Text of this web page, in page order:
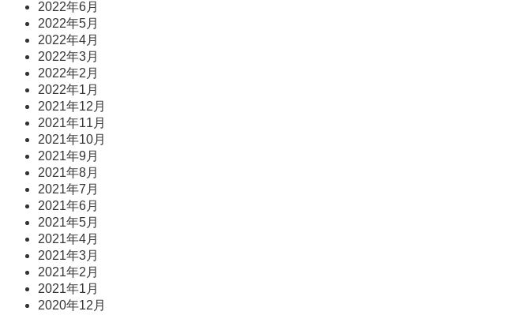
2022年6月
2022年5月
2022年4月
2022年3月
2022年2月
2022年1月
2021年12月
2021年11月
2021年10月
2021年9月
2021年8月
2021年7月
2021年6月
2021年5月
2021年4月
2021年3月
2021年2月
2021年1月
2020年12月